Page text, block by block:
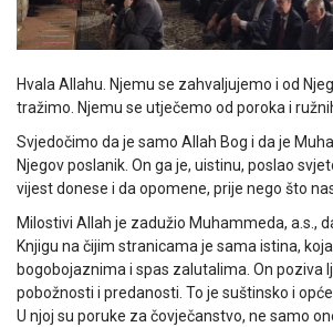
Hvala Allahu. Njemu se zahvaljujemo i od
tražimo. Njemu se utječemo od poroka i
Svjedočimo da je samo Allah Bog i da je
Njegov poslanik. On ga je, uistinu, poslao
vijest donese i da opomene, prije nego što
Milostivi Allah je zadužio Muhammeda, a.s.,
Knjigu na čijim stranicama je sama istina,
bogobojaznima i spas zalutalima. On poziva
pobožnosti i predanosti. To je suštinsko i
U njoj su poruke za čovječanstvo, ne samo